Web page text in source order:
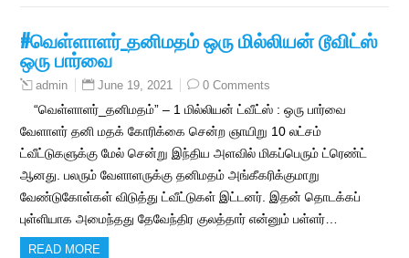
#வெள்ளாளர்_தனிமதம் ஒரு மில்லியன் டூவிட்ஸ்
ஒரு பார்வை
admin June 19, 2021 0 Comments
“வெள்ளாளர்_தனிமதம்” – 1 மில்லியன் ட்வீட்ஸ் : ஒரு பார்வை
வேளாளர் தனி மதக் கோரிக்கை சென்ற ஞாயிறு 10 லட்சம்
ட்வீட்டுகளுக்கு மேல் சென்று இந்திய அளவில் மிகப்பெரும் ட்ரெண்ட்
ஆனது. பலரும் வேளாளருக்கு தனிமதம் அங்கீகரிக்குமாறு
வேண்டுகோள்கள் விடுத்து ட்வீட்டுகள் இட்டனர். இதன் தொடக்கப்
புள்ளியாக அமைந்தது தேவேந்திர குலத்தார் என்னும் பள்ளர்…
READ MORE